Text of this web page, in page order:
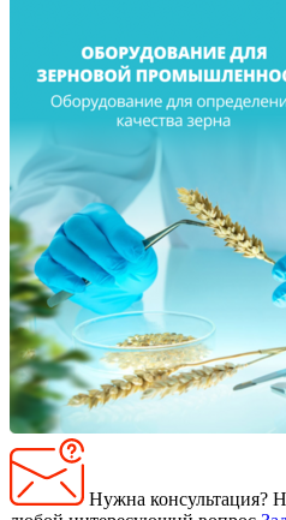
Нужна консультация?